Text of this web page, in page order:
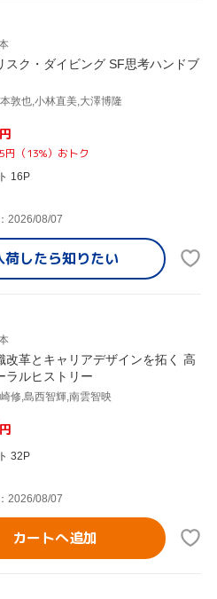
スク・ダイビング SF思考ハンドブ
敦也,小林直美,大澤博隆
円
円（13%）おトク
16P
2026/08/07
荷したら知りたい
改革とキャリアデザインを拓く 高
ラルヒストリー
修,島西智輝,南雲智映
円
32P
2026/08/07
カートへ追加